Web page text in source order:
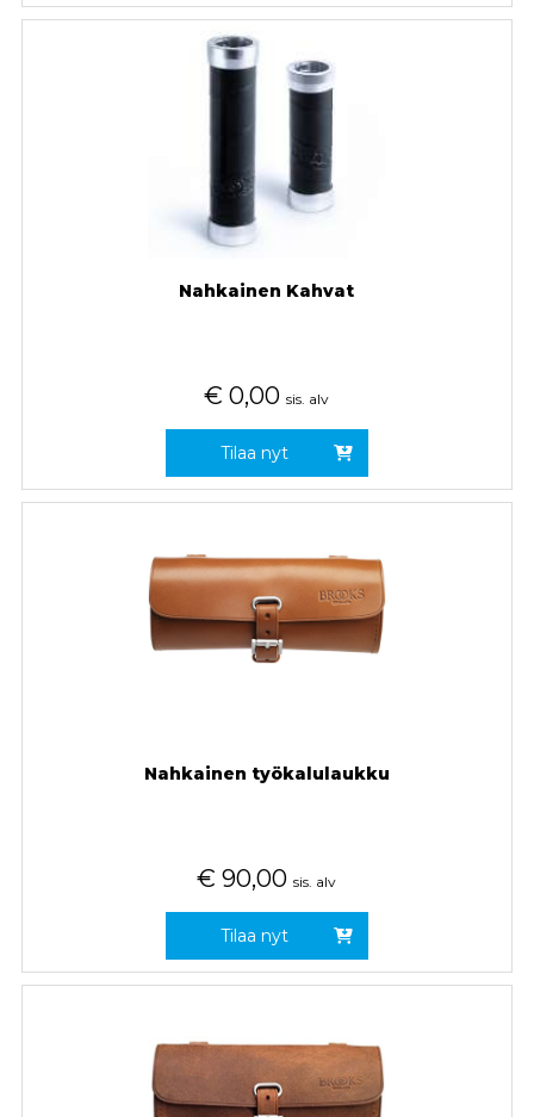
Nahkainen Kahvat
€ 0,00 sis. alv
Tilaa nyt
Nahkainen työkalulaukku
€ 90,00 sis. alv
Tilaa nyt